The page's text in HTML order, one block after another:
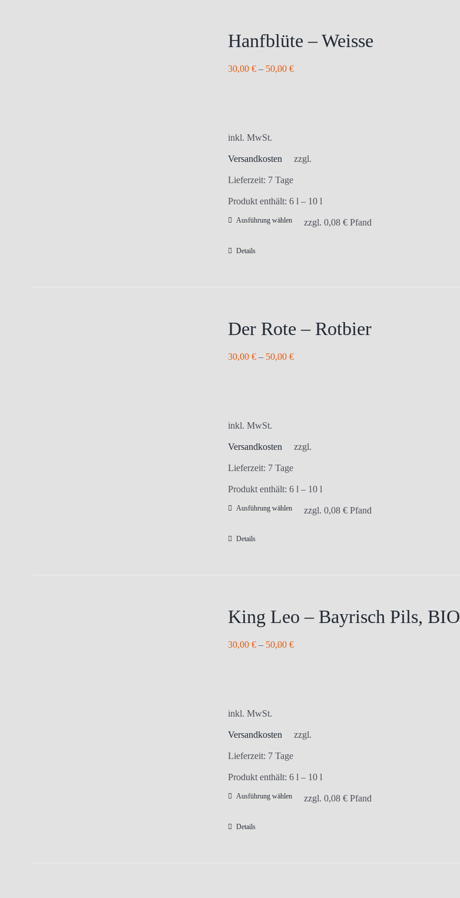
Optionen
Hanfblüte – Weisse
30,00 €– 50,00 €
inkl. MwSt.
zzgl.
Versandkosten
Lieferzeit: 7 Tage
Produkt enthält: 6 l – 10 l
Ausführung wählen
Dieses
Die
Optionen
zzgl. 0,08 €Pfand
Details
Der Rote – Rotbier
30,00 €– 50,00 €
inkl. MwSt.
zzgl.
Versandkosten
Lieferzeit: 7 Tage
Produkt enthält: 6 l – 10 l
Ausführung wählen
Dieses
Optionen
zzgl. 0,08 €Pfand
Details
King Leo – Bayrisch Pils, BIO
30,00 €– 50,00 €
inkl. MwSt.
zzgl.
Versandkosten
Lieferzeit: 7 Tage
Produkt enthält: 6 l – 10 l
Ausführung wählen
Dieses
zzgl. 0,08 €Pfand
Details